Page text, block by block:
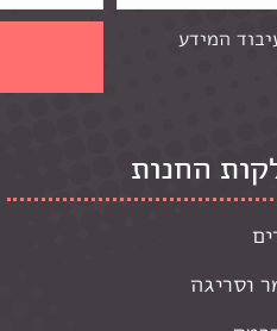
המידע
החנות
וסריגה